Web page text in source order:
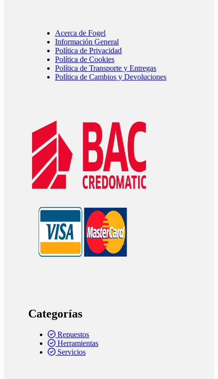
Acerca de Fogel
Información General
Política de Privacidad
Política de Cookies
Política de Transporte y Entregas
Política de Cambios y Devoluciones
Categorías
Repuestos
Herramientas
Servicios